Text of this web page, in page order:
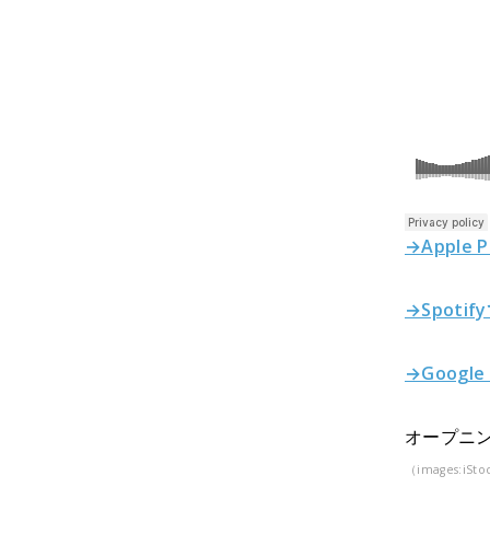
→Apple
→Spotify
→Google
オープニ
（